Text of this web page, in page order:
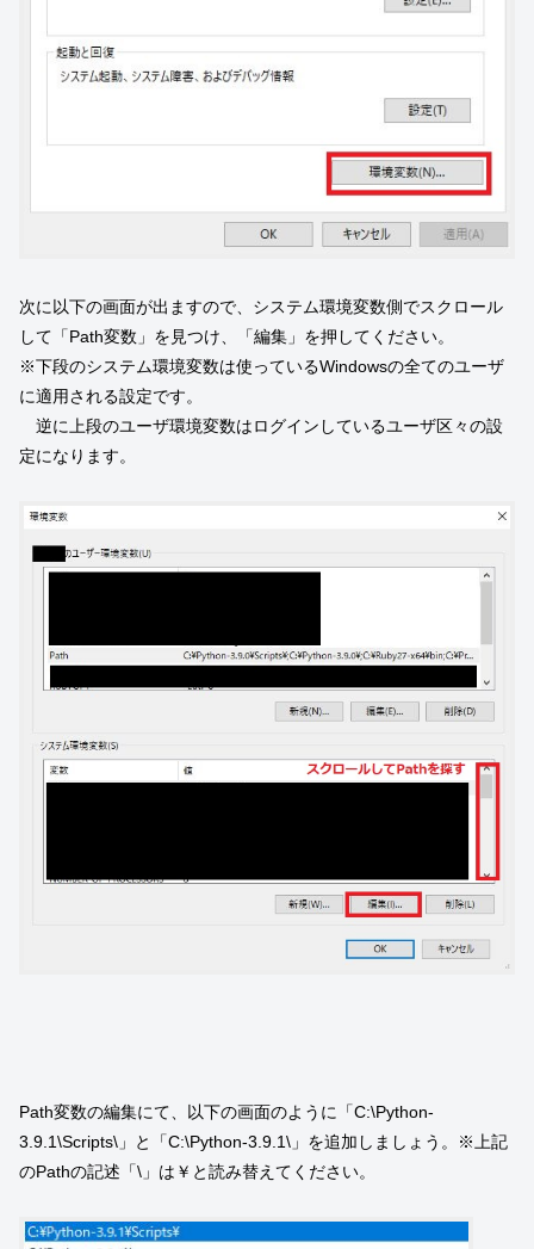
次に以下の画面が出ますので、システム環境変数側でスクロール
して「Path変数」を見つけ、「編集」を押してください。
※下段のシステム環境変数は使っているWindowsの全てのユーザ
に適用される設定です。
逆に上段のユーザ環境変数はログインしているユーザ区々の設
定になります。
Path変数の編集にて、以下の画面のように「C:\Python-
3.9.1\Scripts\」と「C:\Python-3.9.1\」を追加しましょう。※上記
のPathの記述「\」は￥と読み替えてください。